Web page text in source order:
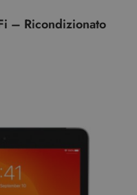
– Ricondizionato